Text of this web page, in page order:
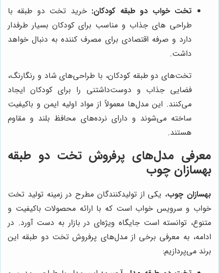
تخت خواب دو طبقه کودکان: خرید تخت دو طبقه با
طراحی های جذاب و مناسب برای کودکان بسیار طرفدار
دارد و صرفه اقتصادی برای مصرف کننده به دنبال خواهد
داشت.
تخت‌های دو طبقه کودکان، با طراحی‌های شاد و رنگارنگ،
فضایی جذاب و دوست‌داشتنی را برای کودکان ایجاد
می‌کنند. این مدل‌ها معمولاً از مواد اولیه ایمن و باکیفیت
ساخته می‌شوند و دارای نرده‌های محافظ بلند و مقاوم
هستند.
معرفی مدل‌های پرفروش تخت دو طبقه
بهسازان چوب
بهسازان چوب، یکی از تولیدکنندگان مطرح در زمینه تولید تخت
خواب و سرویس خواب است که با ارائه محصولات باکیفیت و
متنوع، توانسته است جایگاه ویژه‌ای در بازار به دست آورد. در
ادامه، به معرفی برخی از مدل‌های پرفروش تخت دو طبقه این
برند می‌پردازیم: